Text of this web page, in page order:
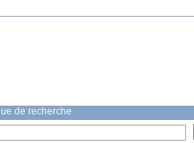
de recherche